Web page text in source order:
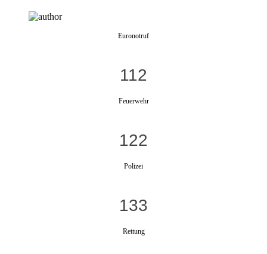
Euronotruf
112
Feuerwehr
122
Polizei
133
Rettung